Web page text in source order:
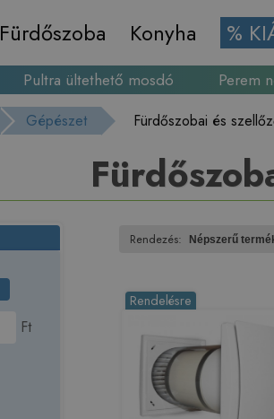
Fürdőszoba Konyha %
Pultra ültethető mosdó Perem
Gépészet Fürdőszobai és
Ft
Rendezés:
Rendelésre